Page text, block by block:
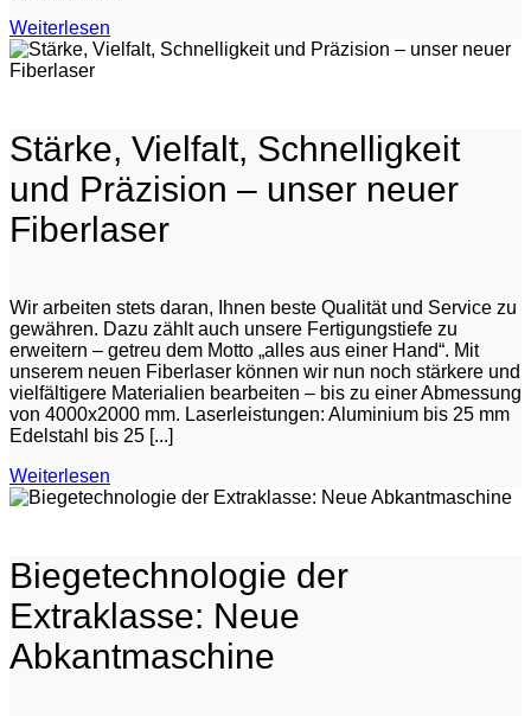
Weiterlesen
Stärke, Vielfalt, Schnelligkeit
und Präzision – unser neuer
Fiberlaser
Wir arbeiten stets daran, Ihnen beste Qualität und Service zu
gewähren. Dazu zählt auch unsere Fertigungstiefe zu
erweitern – getreu dem Motto „alles aus einer Hand“. Mit
unserem neuen Fiberlaser können wir nun noch stärkere und
vielfältigere Materialien bearbeiten – bis zu einer Abmessung
von 4000x2000 mm. Laserleistungen: Aluminium bis 25 mm
Edelstahl bis 25 [...]
Weiterlesen
Biegetechnologie der
Extraklasse: Neue
Abkantmaschine